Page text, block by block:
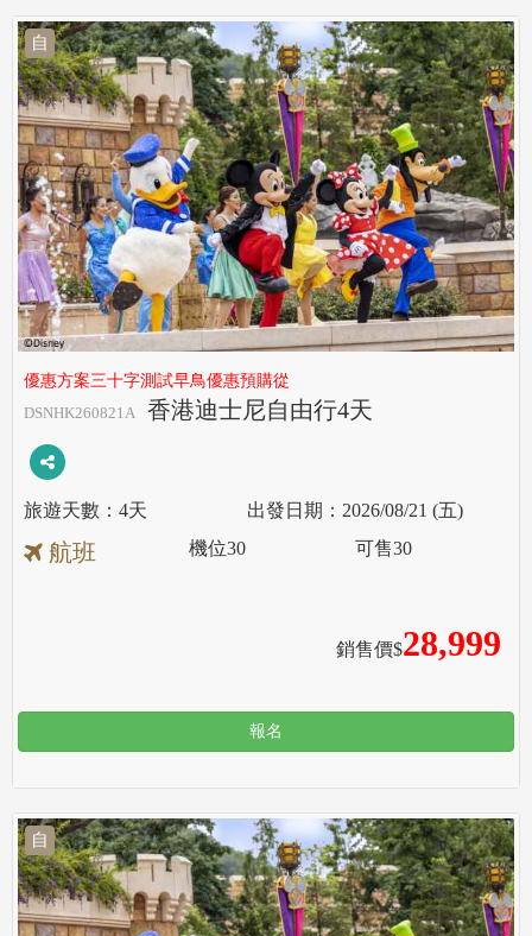
自
優惠方案三十字測試早鳥優惠預購從
DSNHK260821A
香港迪士尼自由行4天
4天 2026/08/21 (五)
航班
銷售價$28,999
機位30 可售30
報名
自